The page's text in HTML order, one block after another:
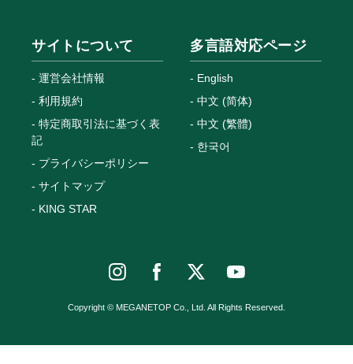
サイトについて
運営会社情報
利用規約
特定商取引法に基づく表
記
プライバシーポリシー
サイトマップ
KING STAR
多言語対応ページ
English
中文 (简体)
中文 (繁體)
한국어
Copyright © MEGANETOP Co., Ltd. All Rights Reserved.